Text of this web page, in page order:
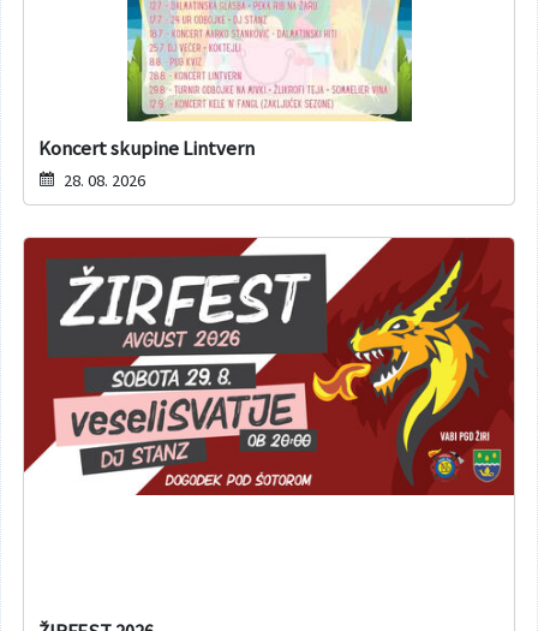
Koncert skupine Lintvern
28. 08. 2026